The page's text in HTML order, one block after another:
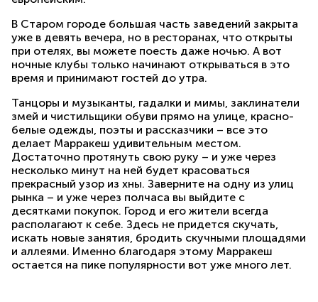
В Старом городе большая часть заведений закрыта
уже в девять вечера, но в ресторанах, что открыты
при отелях, вы можете поесть даже ночью. А вот
ночные клубы только начинают открываться в это
время и принимают гостей до утра.
Танцоры и музыканты, гадалки и мимы, заклинатели
змей и чистильщики обуви прямо на улице, красно-
белые одежды, поэты и рассказчики – все это
делает Марракеш удивительным местом.
Достаточно протянуть свою руку – и уже через
несколько минут на ней будет красоваться
прекрасный узор из хны. Заверните на одну из улиц
рынка – и уже через полчаса вы выйдите с
десятками покупок. Город и его жители всегда
располагают к себе. Здесь не придется скучать,
искать новые занятия, бродить скучными площадями
и аллеями. Именно благодаря этому Марракеш
остается на пике популярности вот уже много лет.